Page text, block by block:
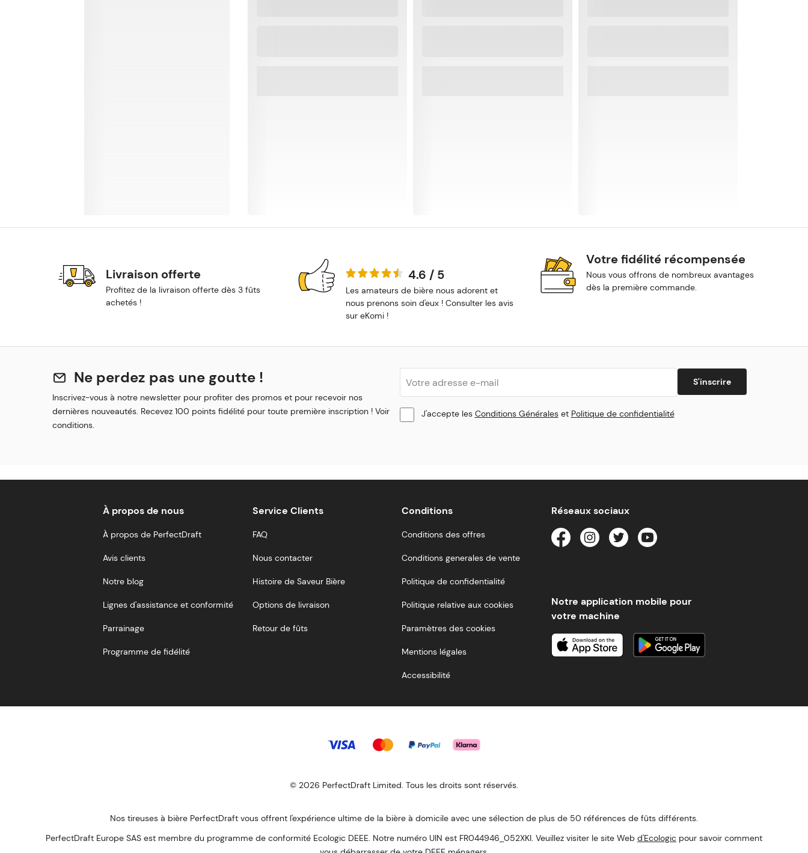
Livraison offerte
Profitez de la livraison offerte dès 3 fûts
achetés !
4.6 / 5
Les amateurs de bière nous adorent et
nous prenons soin d'eux ! Consulter les avis
sur eKomi !
Votre fidélité récompensée
Nous vous offrons de nombreux avantages
dès la première commande.
Ne perdez pas une goutte !
Inscrivez-vous à notre newsletter pour profiter des promos et pour recevoir nos
dernières nouveautés. Recevez 100 points fidélité pour toute première inscription ! Voir
conditions.
S'inscrire
J'accepte les Conditions Généraleset Politique de confidentialité
À propos de nous
À propos de PerfectDraft
Avis clients
Notre blog
Lignes d'assistance et conformité
Parrainage
Programme de fidélité
Service Clients
FAQ
Nous contacter
Histoire de Saveur Bière
Options de livraison
Retour de fûts
Conditions
Conditions des offres
Conditions generales de vente
Politique de confidentialité
Politique relative aux cookies
Paramètres des cookies
Mentions légales
Accessibilité
Réseaux sociaux
Notre application mobile pour
votre machine
© 2026 PerfectDraft Limited. Tous les droits sont réservés.
Nos tireuses à bière PerfectDraft vous offrent l'expérience ultime de la bière à domicile avec une sélection de plus de 50 références de fûts différents.
PerfectDraft Europe SAS est membre du programme de conformité Ecologic DEEE. Notre numéro UIN est FR044946_052XKI. Veuillez visiter le site Web d'Ecologic pour savoir comment